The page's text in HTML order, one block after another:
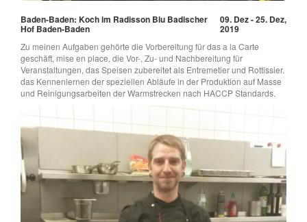
Baden-Baden: Koch im Radisson Blu Badischer
Hof Baden-Baden
09. Dez - 25. Dez,
2019
Zu meinen Aufgaben gehörte die Vorbereitung für das a la Carte
geschäft, mise en place, die Vor-, Zu- und Nachbereitung für
Veranstaltungen, das Speisen zubereitet als Entremetier und Rottissier.
das Kennenlernen der speziellen Abläufe in der Produktion auf Masse
und Reinigungsarbeiten der Warmstrecken nach HACCP Standards.